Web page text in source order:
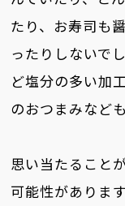
たり、お寿司も
ったりしないで
ど塩分の多い加
のおつまみなど
思い当たること
可能性がありま